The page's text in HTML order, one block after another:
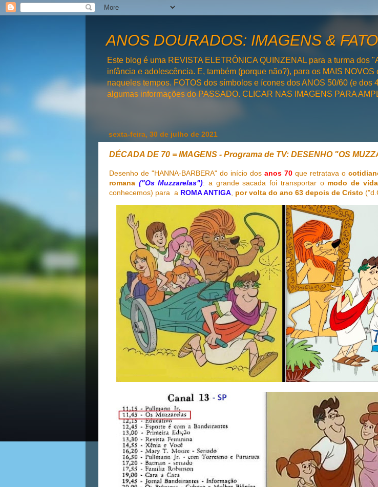
ANOS DOURADOS: IMAGENS &
Este blog é uma REVISTA ELETRÔNICA QUINZENAL para a turma dos
infância e adolescência. E, também (porque não?), para os MAIS
naqueles tempos. FOTOS dos símbolos e ícones dos ANOS 50/60 (e dos
algumas informações do PASSADO. CLICAR NAS IMAGENS PARA
sexta-feira, 30 de julho de 2021
DÉCADA DE 70 = IMAGENS - Programa de TV: DESENHO "OS
Desenho de "HANNA-BARBERA" do início dos anos 70 que retratava o
romana ("Os Muzzarelas"): a grande sacada foi transportar o modo de
conhecemos) para a ROMA ANTIGA, por volta do ano 63 depois de Cristo